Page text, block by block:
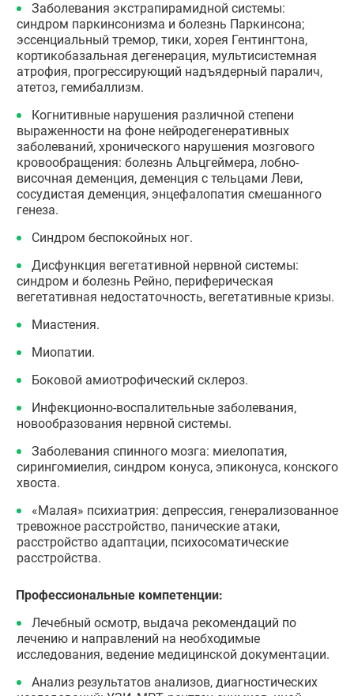
Заболевания экстрапирамидной системы:
синдром паркинсонизма и болезнь Паркинсона;
эссенциальный тремор, тики, хорея Гентингтона,
кортикобазальная дегенерация, мультисистемная
атрофия, прогрессирующий надъядерный паралич,
атетоз, гемибаллизм.
Когнитивные нарушения различной степени
выраженности на фоне нейродегенеративных
заболеваний, хронического нарушения мозгового
кровообращения: болезнь Альцгеймера, лобно-
височная деменция, деменция с тельцами Леви,
сосудистая деменция, энцефалопатия смешанного
генеза.
Синдром беспокойных ног.
Дисфункция вегетативной нервной системы:
синдром и болезнь Рейно, периферическая
вегетативная недостаточность, вегетативные кризы.
Миастения.
Миопатии.
Боковой амиотрофический склероз.
Инфекционно-воспалительные заболевания,
новообразования нервной системы.
Заболевания спинного мозга: миелопатия,
сирингомиелия, синдром конуса, эпиконуса, конского
хвоста.
«Малая» психиатрия: депрессия, генерализованное
тревожное расстройство, панические атаки,
расстройство адаптации, психосоматические
расстройства.
Профессиональные компетенции:
Лечебный осмотр, выдача рекомендаций по
лечению и направлений на необходимые
исследования, ведение медицинской документации.
Анализ результатов анализов, диагностических